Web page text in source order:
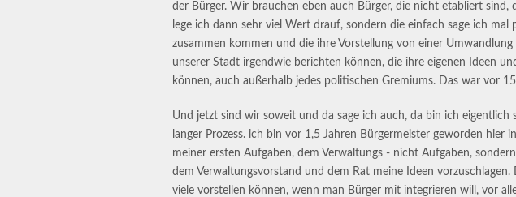
der Bürger. Wir brauchen eben auch Bürger, die nicht etabliert sind,
lege ich dann sehr viel Wert drauf, sondern die einfach sage ich mal
zusammen kommen und die ihre Vorstellung von einer
unserer Stadt irgendwie berichten können, die ihre eigenen Ideen
können, auch außerhalb jedes politischen Gremiums. Das war vor
Und jetzt sind wir soweit und da sage ich auch, da bin ich eigentlich
langer Prozess. ich bin vor 1,5 Jahren Bürgermeister geworden hier
meiner ersten Aufgaben, dem Verwaltungs - nicht Aufgaben,
dem Verwaltungsvorstand und dem Rat meine Ideen
viele vorstellen können, wenn man Bürger mit integrieren will, vor